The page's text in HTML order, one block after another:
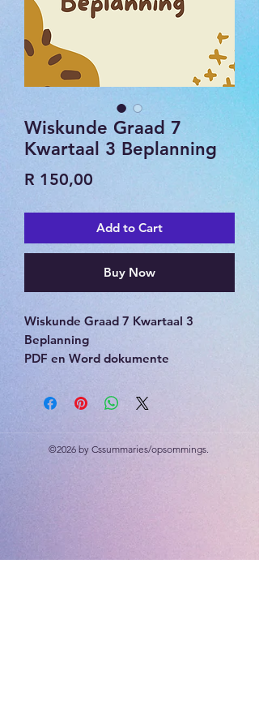
Wiskunde Graad 7
Kwartaal 3 Beplanning
R 150,00
Add to Cart
Buy Now
Wiskunde Graad 7 Kwartaal 3
Beplanning
PDF en Word dokumente
Bronne; 3 x Aktiwiteit; 3 x
Klastoetse; 39 x hoofreken (10
punte elk)
Aangepas met 2026 datums
©2026 by Cssummaries/opsommings.